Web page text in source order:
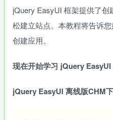
jQuery EasyUI 框架提供了
松建立站点。本教程将告诉
创建应用。
现在开始学习 jQuery EasyUI
jQuery EasyUI 离线版CHM下